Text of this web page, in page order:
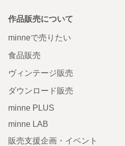
作品販売について
minneで売りたい
食品販売
ヴィンテージ販売
ダウンロード販売
minne PLUS
minne LAB
販売支援企画・イベント